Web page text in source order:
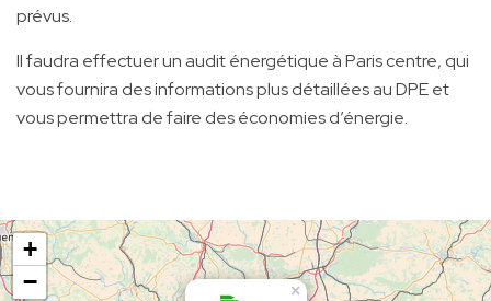
prévus.
Il faudra effectuer un audit énergétique à Paris centre, qui
vous fournira des informations plus détaillées au DPE et
vous permettra de faire des économies d’énergie.
×
+
−